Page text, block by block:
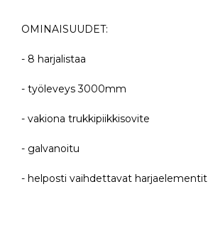
OMINAISUUDET:
- 8 harjalistaa
- työleveys 3000mm
- vakiona trukkipiikkisovite
- galvanoitu
- helposti vaihdettavat harjaelementit